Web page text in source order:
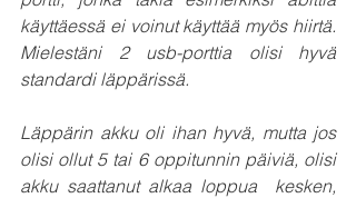
käyttäessä ei voinut käyttää myös hiirtä.
Mielestäni 2 usb-porttia olisi hyvä
standardi läppärissä.
Läppärin akku oli ihan hyvä, mutta jos
olisi ollut 5 tai 6 oppitunnin päiviä, olisi
akku saattanut alkaa loppua  kesken,